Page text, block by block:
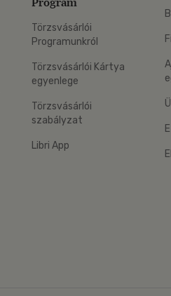
Törzsvásárlói
Programunkról
Törzsvásárlói Kártya
egyenlege
Törzsvásárlói
szabályzat
Libri App